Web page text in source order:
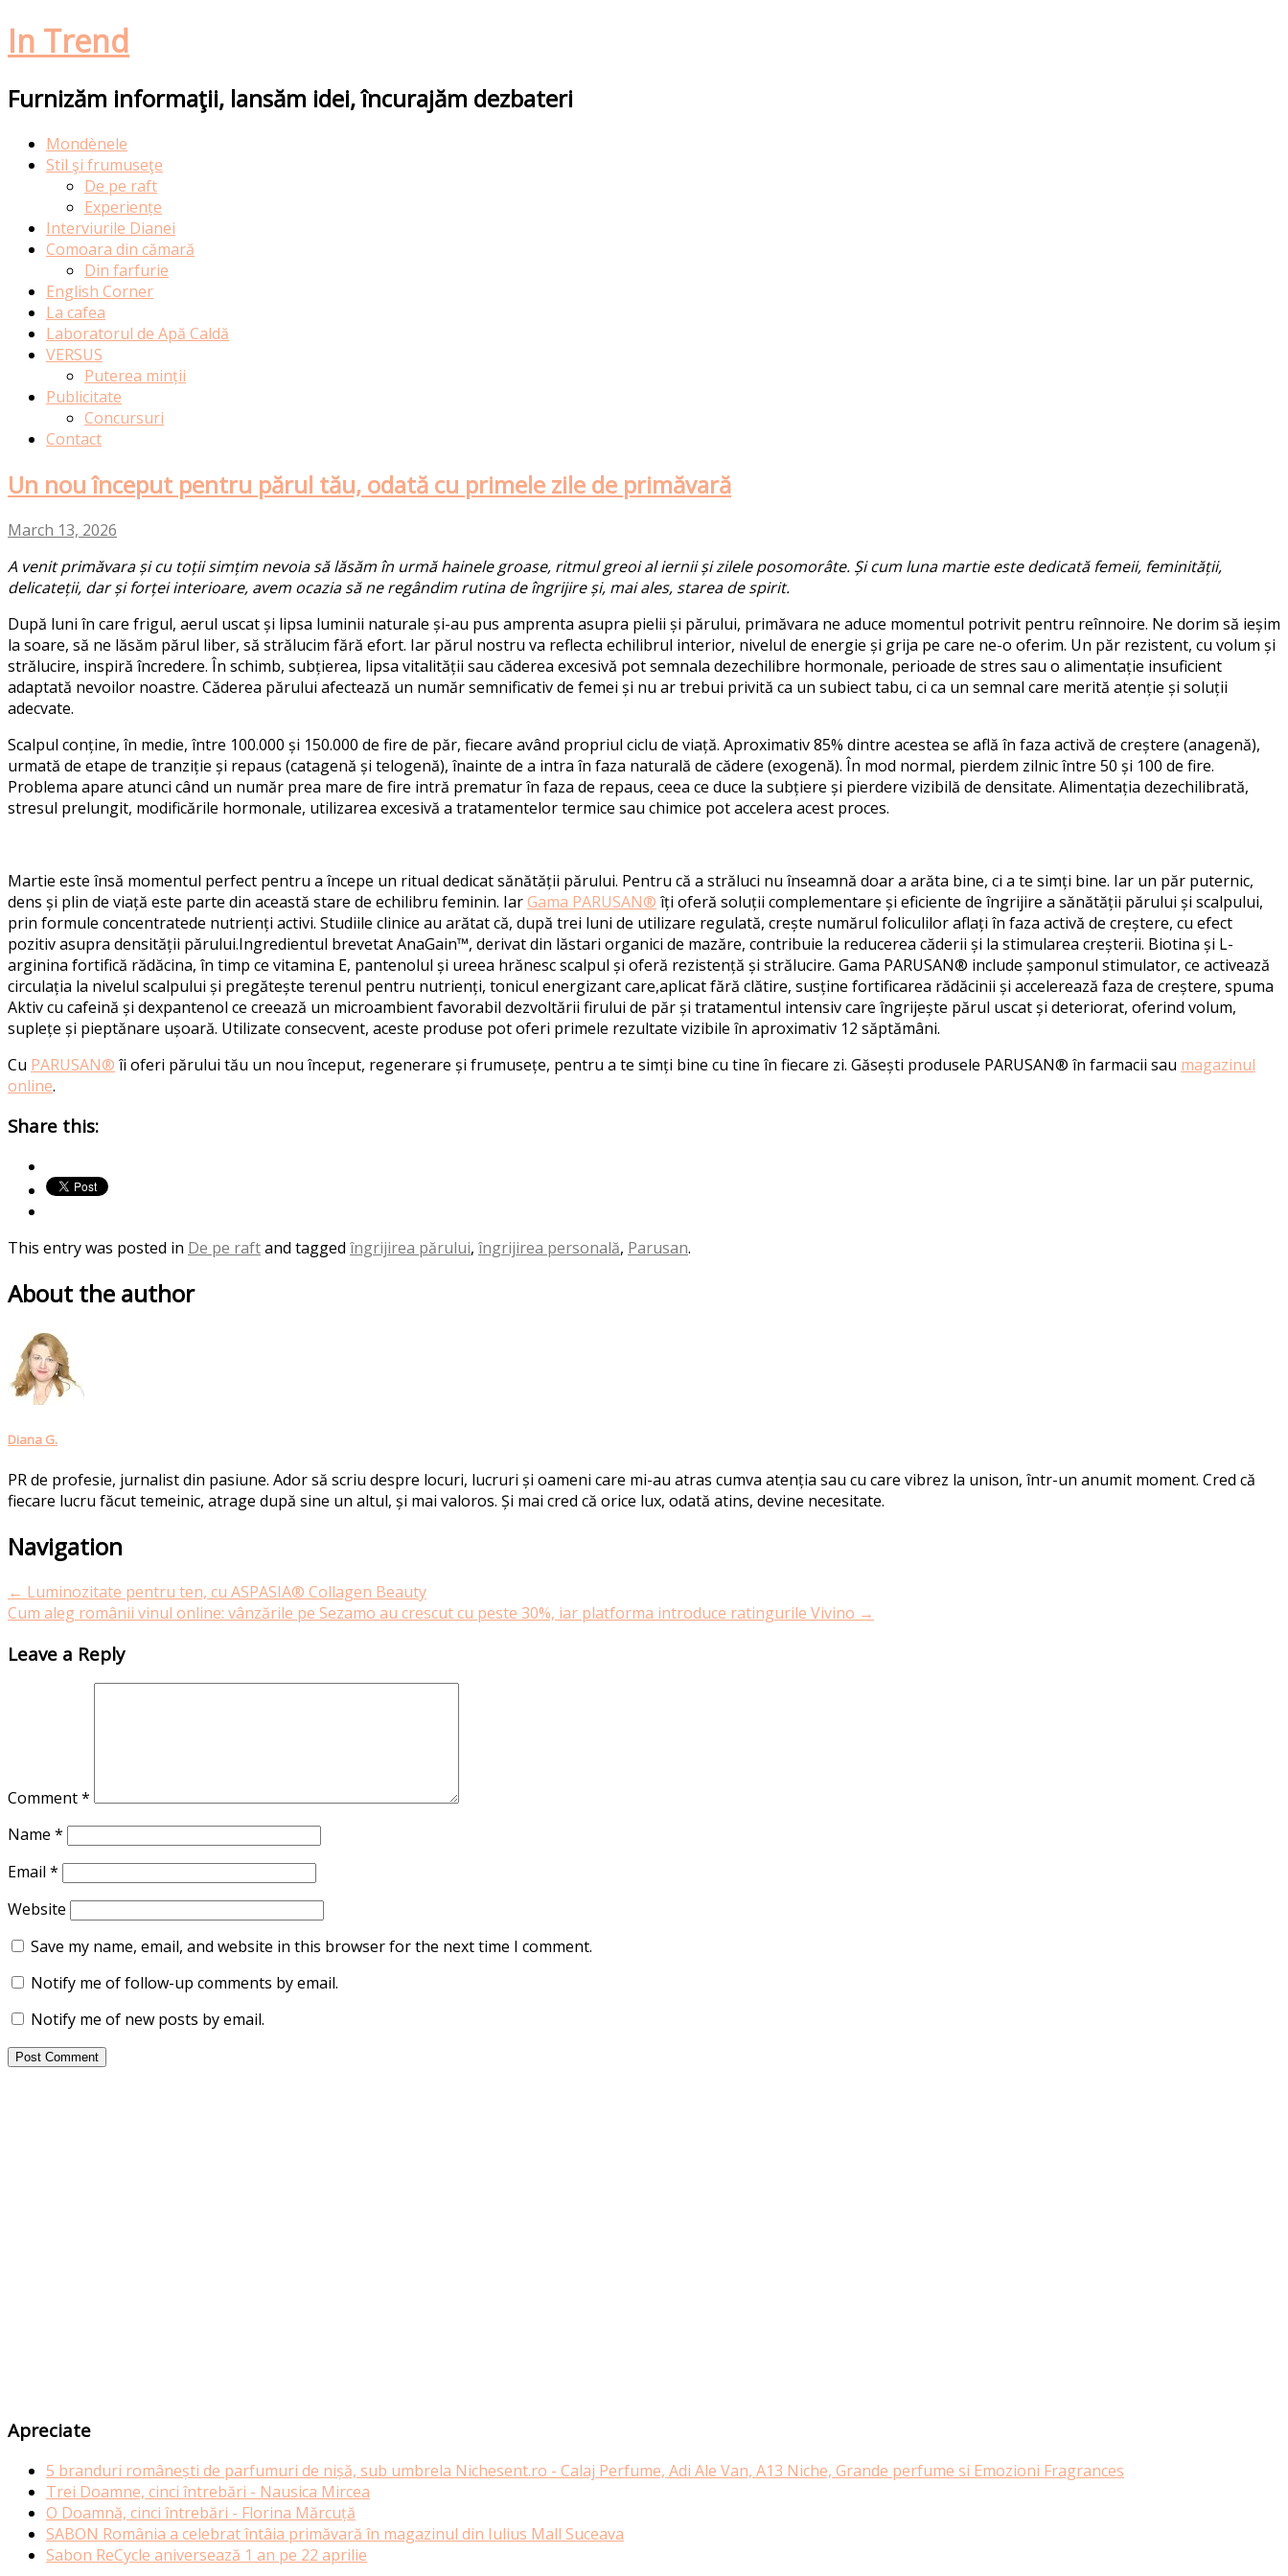
In Trend
Furnizăm informaţii, lansăm idei, încurajăm dezbateri
Skip Mondènele
Stil şi frumuseţe
De pe raft
Experiențe
Interviurile Dianei
Comoara din cămară
Din farfurie
English Corner
La cafea
Laboratorul de Apă Caldă
VERSUS
Puterea minții
Publicitate
Concursuri
Contact
Un nou început pentru părul tău, odată cu primele zile de primăvară
March 13, 2026
A venit primăvara șicu toții simțim nevoia să lăsăm în urmăhainele groase, ritmul greoialiernii șizilele posomorâte. Șicum lunamartie este dedicată femeii, feminității,
delicateții, dar și forței interioare, avem ocazia săneregândim rutinadeîngrijireși, maiales, stareade spirit.
După luni în care frigul, aerul uscatși lipsa luminii naturale și-au pus amprenta asupra pielii și părului, primăvara ne aduce momentul potrivit pentru reînnoire. Ne dorim să ieșim
la soare, să ne lăsăm părul liber, să strălucim fără efort. Iar părul nostru va reflecta echilibrul interior, nivelul de energie și grija pe care ne-o oferim. Un păr rezistent, cu volum și
strălucire, inspiră încredere. În schimb, subțierea, lipsa vitalității sau căderea excesivă pot semnala dezechilibre hormonale, perioade de stres sau o alimentație insuficient
adaptată nevoilor noastre. Căderea părului afectează un număr semnificativ de femei și nu ar trebui privită ca un subiect tabu, ci ca un semnal care merită atenție și soluții
adecvate.
Scalpul conține, în medie, între 100.000 și 150.000 de fire de păr, fiecare având propriul ciclu de viață. Aproximativ 85% dintre acestea se află în faza activă de creștere (anagenă),
urmată de etape de tranziție și repaus (catagenă și telogenă), înainte de a intra în faza naturală de cădere (exogenă). În mod normal, pierdem zilnic între 50 și 100 de fire.
Problema apare atunci când un număr prea mare de fire intră prematur în faza de repaus, ceea ce duce la subțiere și pierdere vizibilă de densitate. Alimentația dezechilibrată,
stresul prelungit, modificările hormonale, utilizarea excesivă a tratamentelor termice sau chimice pot accelera acest proces.
Martie este însă momentul perfect pentru a începe un ritual dedicat sănătății părului. Pentru că a străluci nu înseamnă doar a arăta bine, ci a te simți bine. Iar un păr puternic,
dens și plin de viață este parte din această stare de echilibru feminin. IarGama PARUSAN® îți oferă soluții complementare și eficiente de îngrijire a sănătății părului și scalpului,
prin formule concentratede nutrienți activi. Studiile clinice au arătat că, după trei luni de utilizare regulată, crește numărul foliculilor aflați în faza activă de creștere, cu efect
pozitiv asupra densității părului.Ingredientul brevetat AnaGain™, derivat din lăstari organici de mazăre, contribuie la reducerea căderii și la stimularea creșterii. Biotina și L-
arginina fortifică rădăcina, în timp ce vitamina E, pantenolul și ureea hrănesc scalpul și oferă rezistență și strălucire. Gama PARUSAN® include șamponul stimulator, ce activează
circulația la nivelul scalpului și pregătește terenul pentru nutrienți, tonicul energizantcare,aplicat fără clătire, susține fortificarea rădăcinii și accelerează faza de creștere, spuma
Aktivcu cafeină și dexpantenol ce creează un microambient favorabil dezvoltării firului de păr și tratamentul intensivcare îngrijește părul uscat și deteriorat, oferind volum,
suplețe și pieptănare ușoară. Utilizate consecvent, aceste produse pot oferi primele rezultate vizibile în aproximativ 12 săptămâni.
Cu PARUSAN® îi oferi părului tău un nou început, regenerare și frumusețe, pentru a te simți bine cu tine în fiecare zi. Găsești produsele PARUSAN® în farmacii sau magazinul
online.
Share this:
This entry was posted in De pe raftand tagged îngrijirea părului, îngrijirea personală, Parusan.
About the author
Diana G.
PR de profesie, jurnalist din pasiune. Ador să scriu despre locuri, lucruri și oameni care mi-au atras cumva atenția sau cu care vibrez la unison, într-un anumit moment. Cred că
fiecare lucru făcut temeinic, atrage după sine un altul, și mai valoros. Și mai cred că orice lux, odată atins, devine necesitate.
Post
Navigation
← Luminozitate pentru ten, cu ASPASIA® Collagen Beauty
Cum aleg românii vinul online: vânzările pe Sezamo au crescut cu peste 30%, iar platforma introduce ratingurile Vivino →
Leave a Reply
Comment*
Name *
Email *
Website
Save my name, email, and website in this browser for the next time I comment.
Notify me of follow-up comments by email.
Notify me of new posts by email.
Apreciate
5 branduri românești de parfumuri de nișă, sub umbrela Nichesent.ro - Calaj Perfume, Adi Ale Van, A13 Niche, Grande perfume si Emozioni Fragrances
Trei Doamne, cinci întrebări - Nausica Mircea
O Doamnă, cinci întrebări - Florina Mărcuță
SABON România a celebrat întâia primăvară în magazinul din Iulius Mall Suceava
Sabon ReCycle aniversează 1 an pe 22 aprilie